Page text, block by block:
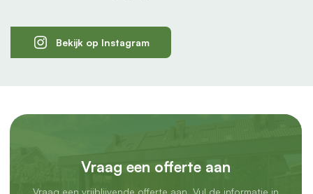
Bekijk op Instagram
Vraag een offerte aan
Vraag een vrijblijvende offerte aan. Vul de informatie in